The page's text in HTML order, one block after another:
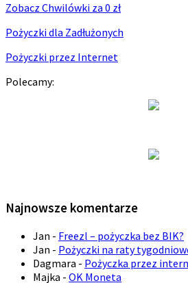
Zobacz Chwilówki za 0 zł
Pożyczki dla Zadłużonych
Pożyczki przez Internet
Polecamy:
Najnowsze komentarze
Jan - Freezl – pożyczka bez BIK?
Jan - Pożyczki na raty
Dagmara - Pożyczka przez
Majka - OK Moneta